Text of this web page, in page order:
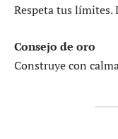
Respeta tus límites.
Consejo de oro
Construye con